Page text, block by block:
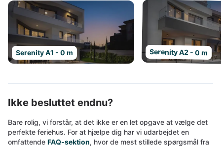
Serenity A1 - 0 m Serenity A2 - 0 m
Ikke besluttet endnu?
Bare rolig, vi forstår, at det ikke er en let opgave at vælge det
perfekte feriehus. For at hjælpe dig har vi udarbejdet en
omfattende FAQ-sektion, hvor de mest stillede spørgsmål fra